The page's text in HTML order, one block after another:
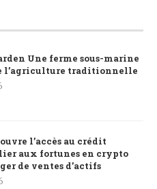
Une ferme sous-marine
l’agriculture traditionnelle
l’accès au crédit
aux fortunes en crypto
de ventes d’actifs